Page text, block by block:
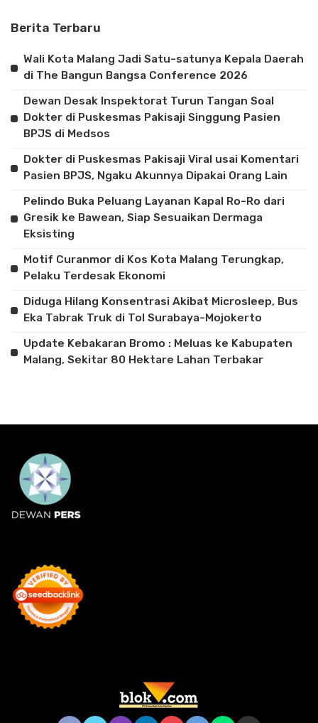
Berita Terbaru
Wali Kota Malang Jadi Satu-satunya Kepala Daerah
di The Bangun Bangsa Conference 2026
Dewan Desak Inspektorat Turun Tangan Soal
Dokter di Puskesmas Pakisaji Singgung Pasien
BPJS di Medsos
Dokter di Puskesmas Pakisaji Viral usai Komentari
Pasien BPJS, Ngaku Akunnya Dipakai Orang Lain
Pelindo Buka Peluang Layanan Kapal Ro-Ro dari
Gresik ke Bawean, Siap Sesuaikan Dermaga
Eksisting
Motif Curanmor di Kos Kota Malang Terungkap,
Pelaku Terdesak Ekonomi
Diduga Hilang Konsentrasi Akibat Microsleep, Bus
Eka Tabrak Truk di Tol Surabaya-Mojokerto
Update Kebakaran Bromo : Meluas ke Kabupaten
Malang, Sekitar 80 Hektare Lahan Terbakar